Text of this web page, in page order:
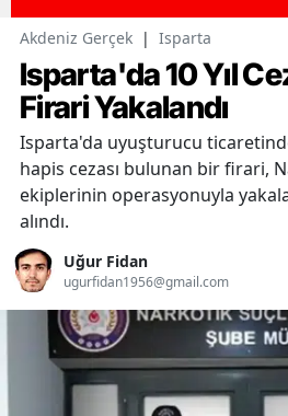
Akdeniz Gerçek | Isparta
Isparta'da 10 Yıl
Firari Yakalandı
Isparta'da uyuşturucu
hapis cezası bulunan bir firari,
ekiplerinin operasyonuyla
alındı.
Uğur Fidan
ugurfidan1956@gmail.com